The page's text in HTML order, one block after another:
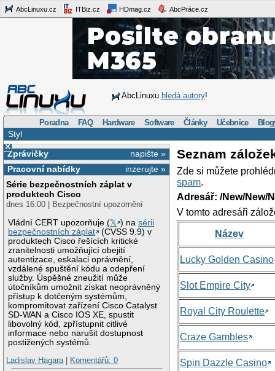
AbcLinuxu.cz ITBiz.cz HDmag.cz AbcPráce.cz
AbcLinuxu hledá autory!
Poradna FAQ Hardware Software Články Učebnice
Styl
×
napište »
Zprávičky
inzerujte »
Pracovní nabídky
Série bezpečnostních záplat v
produktech Cisco
dnes 16:00 | Bezpečnostní upozornění
Vládní CERT upozorňuje (𝕏 ) nasérii
bezpečnostních záplat
(CVSS 9.9) v
produktech Cisco řešících kritické
zranitelnosti umožňující obejití
autentizace, eskalaci oprávnění,
vzdálené spuštění kódu a odepření
služby. Úspěšné zneužití může
útočníkům umožnit získat neoprávněný
přístup k dotčeným systémům,
kompromitovat zařízení Cisco Catalyst
SD-WAN a Cisco IOS XE, spustit
libovolný kód, zpřístupnit citlivé
informace nebo narušit dostupnost
postižených systémů.
Ladislav Hagara| Komentářů: 0
Seznam
Zde si můžete
spam.
Adresář: /New/New/
V tomto adresáři
Název
Lucky Golden Casino
Slot Empire City
Royal City Roulette
Craze Gambles
Spin Dazzle Casino